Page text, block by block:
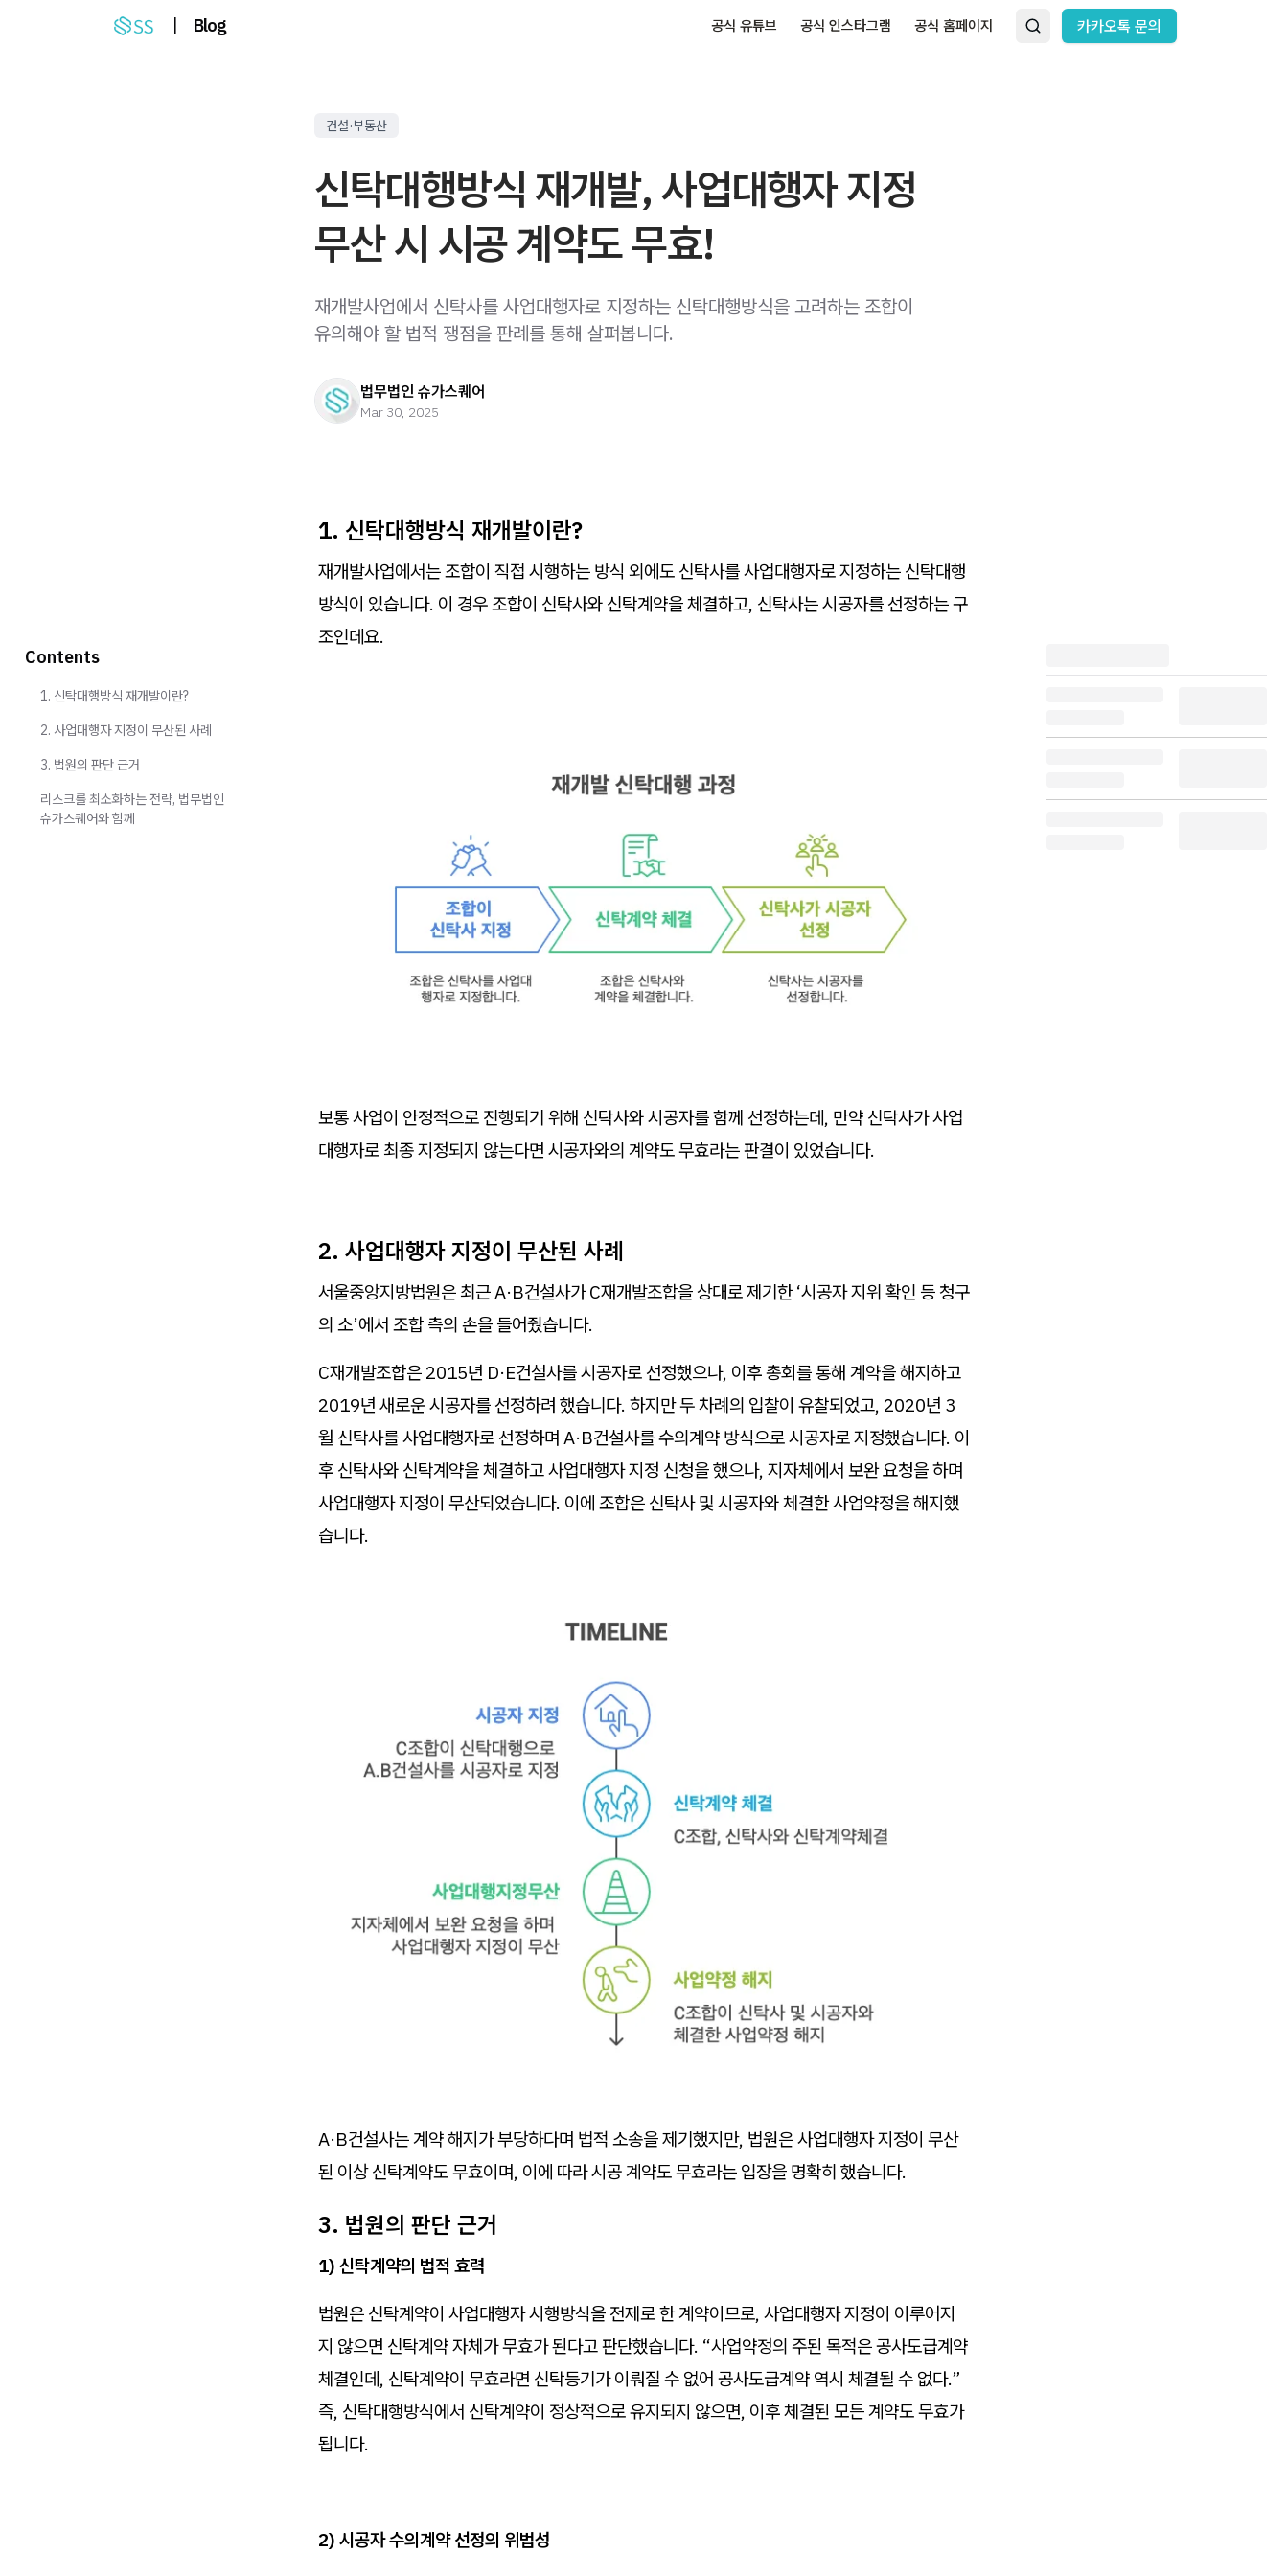
| Blog 공식 유튜브 공식 인스타그램 공식 홈페이지 카카오톡 문의
건설·부동산
신탁대행방식 재개발, 사업대행자 지정
무산 시 시공 계약도 무효!
재개발사업에서 신탁사를 사업대행자로 지정하는 신탁대행방식을 고려하는 조합이
유의해야 할 법적 쟁점을 판례를 통해 살펴봅니다.
법무법인 슈가스퀘어
Mar 30, 2025
1. 신탁대행방식 재개발이란?
재개발사업에서는 조합이 직접 시행하는 방식 외에도 신탁사를 사업대행자로 지정하는 신탁대행
방식이 있습니다. 이 경우 조합이 신탁사와 신탁계약을 체결하고, 신탁사는 시공자를 선정하는 구
조인데요.
보통 사업이 안정적으로 진행되기 위해 신탁사와 시공자를 함께 선정하는데, 만약 신탁사가 사업
대행자로 최종 지정되지 않는다면 시공자와의 계약도 무효라는 판결이 있었습니다.
2. 사업대행자 지정이 무산된 사례
서울중앙지방법원은 최근 A·B건설사가 C재개발조합을 상대로 제기한 ‘시공자 지위 확인 등 청구
의 소’에서 조합 측의 손을 들어줬습니다.
C재개발조합은 2015년 D·E건설사를 시공자로 선정했으나, 이후 총회를 통해 계약을 해지하고
2019년 새로운 시공자를 선정하려 했습니다. 하지만 두 차례의 입찰이 유찰되었고, 2020년 3
월 신탁사를 사업대행자로 선정하며 A·B건설사를 수의계약 방식으로 시공자로 지정했습니다. 이
후 신탁사와 신탁계약을 체결하고 사업대행자 지정 신청을 했으나, 지자체에서 보완 요청을 하며
사업대행자 지정이 무산되었습니다. 이에 조합은 신탁사 및 시공자와 체결한 사업약정을 해지했
습니다.
A·B건설사는 계약 해지가 부당하다며 법적 소송을 제기했지만, 법원은 사업대행자 지정이 무산
된 이상 신탁계약도 무효이며, 이에 따라 시공 계약도 무효라는 입장을 명확히 했습니다.
3. 법원의 판단 근거
1) 신탁계약의 법적 효력
법원은 신탁계약이 사업대행자 시행방식을 전제로 한 계약이므로, 사업대행자 지정이 이루어지
지 않으면 신탁계약 자체가 무효가 된다고 판단했습니다. “사업약정의 주된 목적은 공사도급계약
체결인데, 신탁계약이 무효라면 신탁등기가 이뤄질 수 없어 공사도급계약 역시 체결될 수 없다.”
즉, 신탁대행방식에서 신탁계약이 정상적으로 유지되지 않으면, 이후 체결된 모든 계약도 무효가
됩니다.
2) 시공자 수의계약 선정의 위법성
Contents
1. 신탁대행방식 재개발이란?
2. 사업대행자 지정이 무산된 사례
3. 법원의 판단 근거
리스크를 최소화하는 전략, 법무법인
슈가스퀘어와 함께